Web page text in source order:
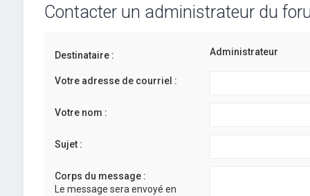
Contacter un administrateur du
Destinataire : Administrateur
Votre adresse de courriel :
Votre nom :
Sujet :
Corps du message :
Le message sera envoyé en